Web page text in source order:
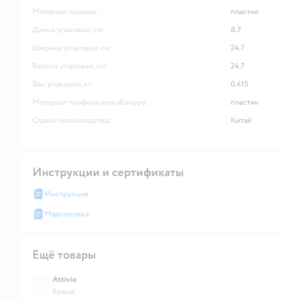
Материал основы:
пластик
Длина упаковки, см:
8.7
Ширина упаковки, см:
24.7
Высота упаковки, см:
24.7
Вес упаковки, кг:
0.415
Материал плафона или абажура:
пластик
Страна производства:
Китай
Инструкции и сертификаты
Инструкция
Маркировка
Ещё товары
Attivio
Бренд